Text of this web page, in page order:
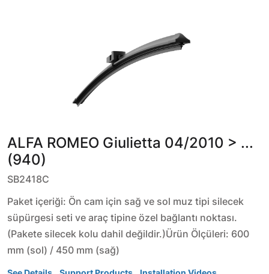
ALFA ROMEO Giulietta 04/2010 > ...
(940)
SB2418C
Paket içeriği: Ön cam için sağ ve sol muz tipi silecek
süpürgesi seti ve araç tipine özel bağlantı noktası.
(Pakete silecek kolu dahil değildir.)Ürün Ölçüleri: 600
mm (sol) / 450 mm (sağ)